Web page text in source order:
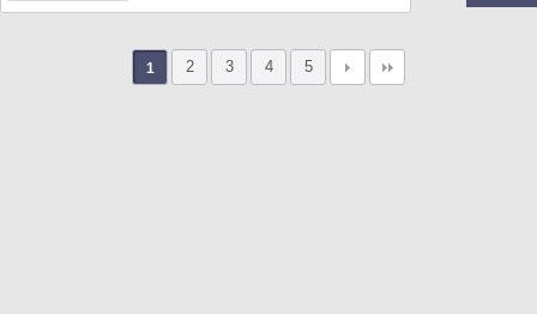
1 2 3 4 5